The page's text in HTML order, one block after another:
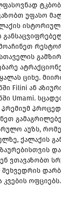
უფასო
ციხე.
Filini ან
Umami.
აუზს,
ქალაქის
ვთავაზობთ
შეხვედრის
ოფციებს.